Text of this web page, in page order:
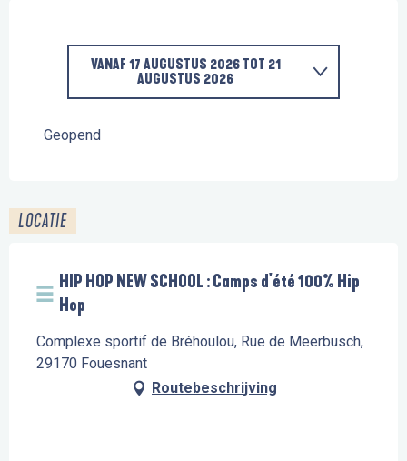
VANAF 17 AUGUSTUS 2026 TOT 21
AUGUSTUS 2026
Geopend
LOCATIE
HIP HOP NEW SCHOOL : Camps d'été 100% Hip
Hop
Complexe sportif de Bréhoulou, Rue de Meerbusch,
29170 Fouesnant
Routebeschrijving